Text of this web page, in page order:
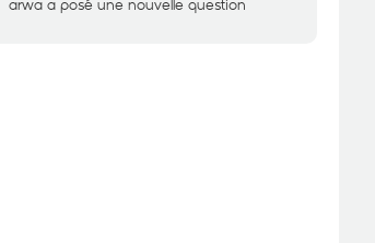
arwa a posé une nouvelle question